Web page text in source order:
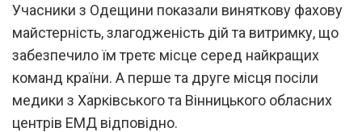
Учасники з Одещини показали виняткову фахову
майстерність, злагодженість дій та витримку, що
забезпечило їм третє місце серед найкращих
команд країни. А перше та друге місця посіли
медики з Харківського та Вінницького обласних
центрів ЕМД відповідно.